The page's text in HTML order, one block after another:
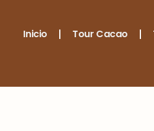
Inicio Tour Cacao